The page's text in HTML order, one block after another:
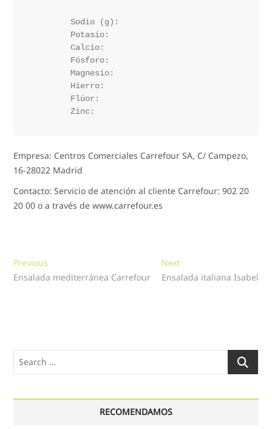
	Sodio (g):
	Calcio:
Empresa: Centros Comerciales Carrefour SA, C/ Campezo,
16-28022 Madrid
Contacto: Servicio de atención al cliente Carrefour: 902 20
20 00 o a través de www.carrefour.es
Navegación
de
Previous
post:
Ensalada mediterránea Carrefour
NextNext
post:
Ensalada italiana Isabel
Search
RECOMENDAMOS